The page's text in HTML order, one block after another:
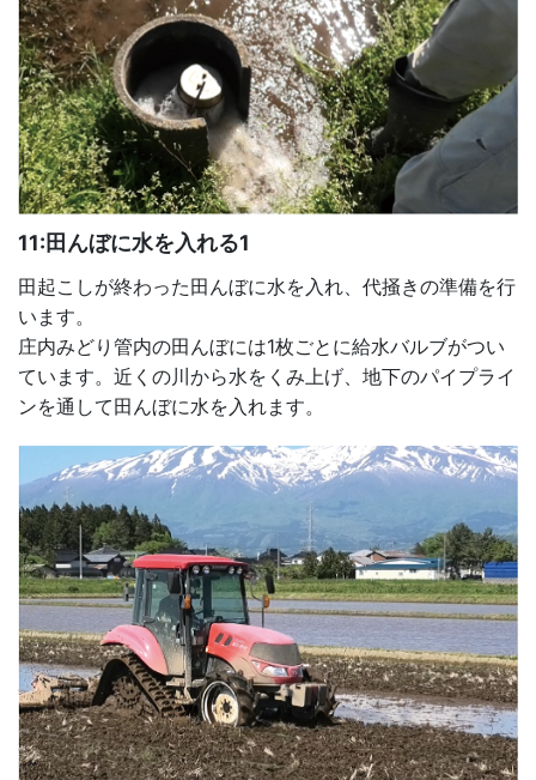
11:田んぼに水を入れる1
田起こしが終わった田んぼに水を入れ、代掻きの準備を行
います。
庄内みどり管内の田んぼには1枚ごとに給水バルブがつい
ています。近くの川から水をくみ上げ、地下のパイプライ
ンを通して田んぼに水を入れます。